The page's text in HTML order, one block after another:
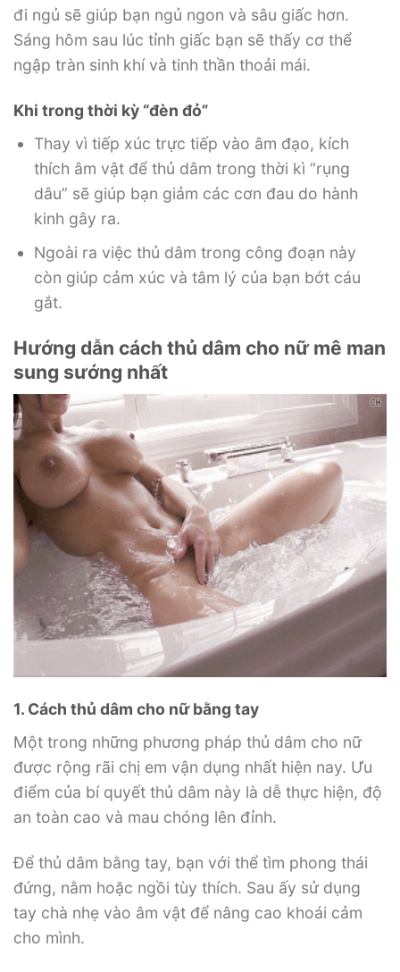
đi ngủ sẽ giúp bạn ngủ ngon và sâu giấc hơn.
Sáng hôm sau lúc tỉnh giấc bạn sẽ thấy cơ thể
ngập tràn sinh khí và tinh thần thoải mái.
Khi trong thời kỳ “đèn đỏ”
Thay vì tiếp xúc trực tiếp vào âm đạo, kích
thích âm vật để thủ dâm trong thời kì “rụng
dâu” sẽ giúp bạn giảm các cơn đau do hành
kinh gây ra.
Ngoài ra việc thủ dâm trong công đoạn này
còn giúp cảm xúc và tâm lý của bạn bớt cáu
gắt.
Hướng dẫn cách thủ dâm cho nữ mê man
sung sướng nhất
1. Cách thủ dâm cho nữ bằng tay
Một trong những phương pháp thủ dâm cho nữ
được rộng rãi chị em vận dụng nhất hiện nay. Ưu
điểm của bí quyết thủ dâm này là dễ thực hiện, độ
an toàn cao và mau chóng lên đỉnh.
Để thủ dâm bằng tay, bạn với thể tìm phong thái
đứng, nằm hoặc ngồi tùy thích. Sau ấy sử dụng
tay chà nhẹ vào âm vật để nâng cao khoái cảm
cho mình.